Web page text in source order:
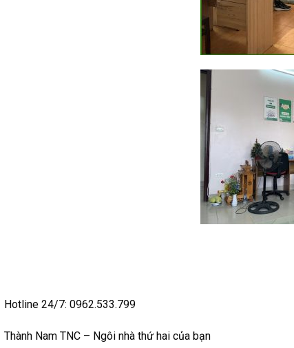
Hotline 24/7: 0962.533.799
Thành Nam TNC – Ngôi nhà thứ hai của bạn